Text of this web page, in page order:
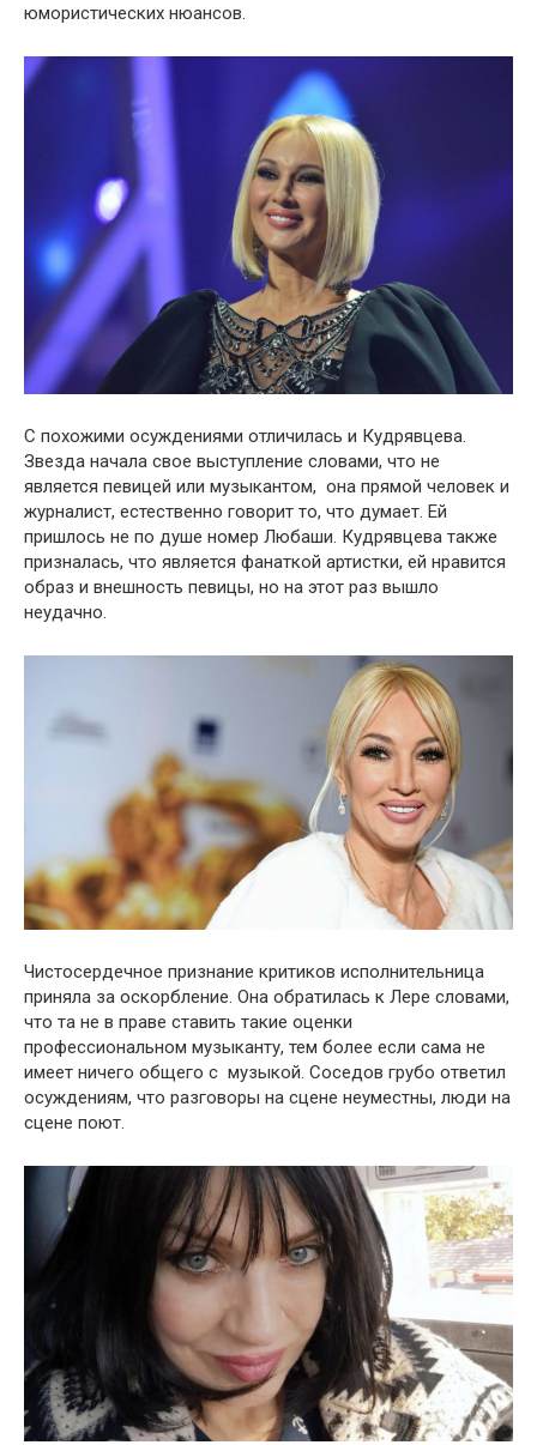
юмористических нюансов.
С похожими осуждениями отличилась и Кудрявцева.
Звезда начала свое выступление словами, что не
является певицей или музыкантом, она прямой человек и
журналист, естественно говорит то, что думает. Ей
пришлось не по душе номер Любаши. Кудрявцева также
призналась, что является фанаткой артистки, ей нравится
образ и внешность певицы, но на этот раз вышло
неудачно.
Чистосердечное признание критиков исполнительница
приняла за оскорбление. Она обратилась к Лере словами,
что та не в праве ставить такие оценки
профессиональном музыканту, тем более если сама не
имеет ничего общего с музыкой. Соседов грубо ответил
осуждениям, что разговоры на сцене неуместны, люди на
сцене поют.